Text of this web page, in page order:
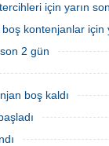
için yarın
kontenjanlar için
2 gün
boş kaldı